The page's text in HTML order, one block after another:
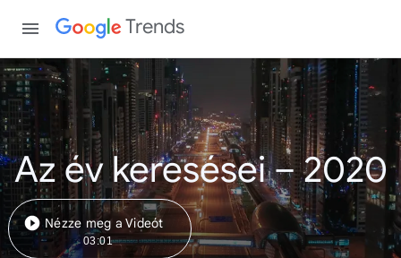
Trends
Az év keresései – 2020
Nézze meg a Videót
03:01